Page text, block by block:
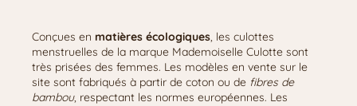
Conçues en matières écologiques, les culottes
menstruelles de la marque Mademoiselle Culotte sont
très prisées des femmes. Les modèles en vente sur le
site sont fabriqués à partir de coton ou de fibres de
bambou, respectant les normes européennes. Les